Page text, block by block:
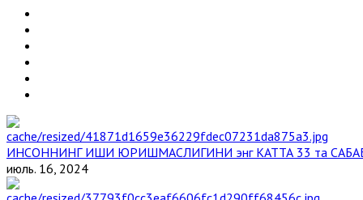
ИНСОННИНГ ИШИ ЮРИШМАСЛИГИНИ энг КАТТА 33 та
июль. 16, 2024